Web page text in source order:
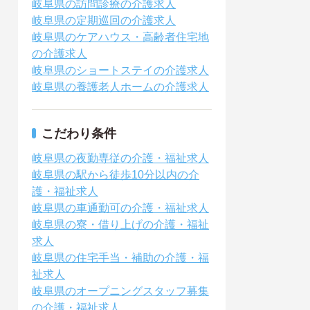
岐阜県の訪問診療の介護求人
岐阜県の定期巡回の介護求人
岐阜県のケアハウス・高齢者住宅地
の介護求人
岐阜県のショートステイの介護求人
岐阜県の養護老人ホームの介護求人
こだわり条件
岐阜県の夜勤専従の介護・福祉求人
岐阜県の駅から徒歩10分以内の介
護・福祉求人
岐阜県の車通勤可の介護・福祉求人
岐阜県の寮・借り上げの介護・福祉
求人
岐阜県の住宅手当・補助の介護・福
祉求人
岐阜県のオープニングスタッフ募集
の介護・福祉求人